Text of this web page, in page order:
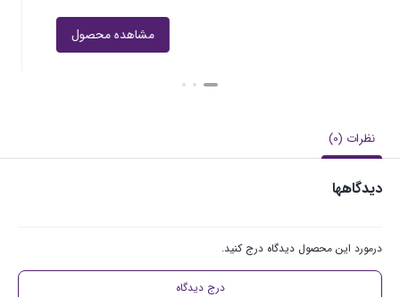
نظرات (0)
دیدگاهها
درمورد این محصول دیدگاه درج کنید.
درج دیدگاه